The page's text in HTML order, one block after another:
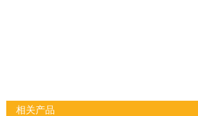
相关产品